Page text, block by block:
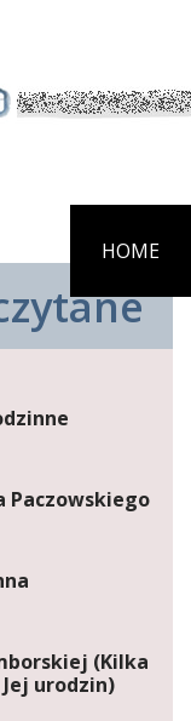
HOME
Paczowskiego
(Kilka
urodzin)